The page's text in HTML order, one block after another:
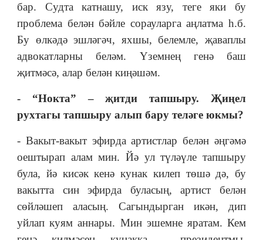
бар. Судта катнашу, иск язу, теге яки бу
проблема белән бәйле сорауларга аңлатма һ.б.
Бу өлкәдә эшләгәч, яхшы, белемле, җаваплы
адвокатларны беләм. Үземнең генә баш
җитмәсә, алар белән киңәшәм.
- “Нокта” – җитди тапшыру. Җиңел
рухтагы тапшыру алып бару теләге юкмы?
- Вакыт-вакыт эфирда артистлар белән әңгәмә
оештырап алам мин. Йә ул түләүле тапшыру
була, йә кисәк кенә кунак килеп төшә дә, бу
вакытта син эфирда буласың, артист белән
сөйләшеп аласың. Сагындырган икән, дип
уйлап куям аннары. Мин эшемне яратам. Кем